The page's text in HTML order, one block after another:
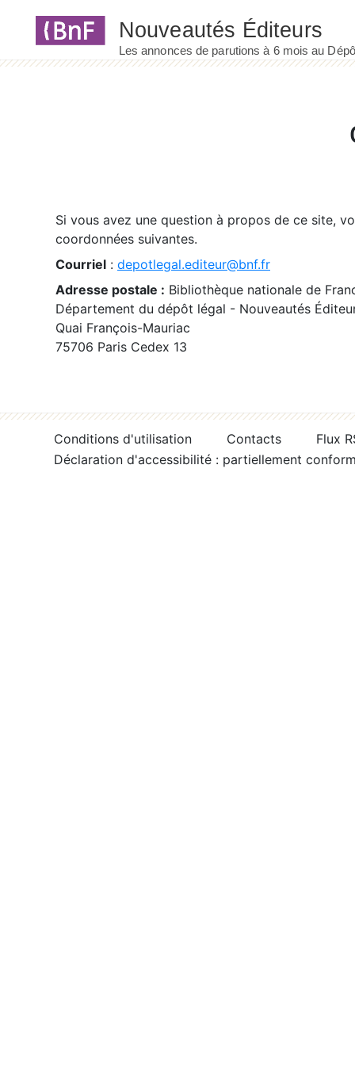
Si vous avez une question à propos de ce site,
coordonnées suivantes.
Courriel : depotlegal.editeur@bnf.fr
Adresse postale : Bibliothèque nationale de
Département du dépôt légal - Nouveautés
Quai François-Mauriac
75706 Paris Cedex 13
Conditions d'utilisation Contacts
Flux
Déclaration d'accessibilité : partiellement